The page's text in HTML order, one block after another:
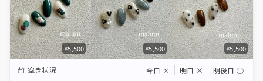
¥5,500 ¥5,500 ¥5,500
空き状況 今日 × 明日 × 明後日 ◯